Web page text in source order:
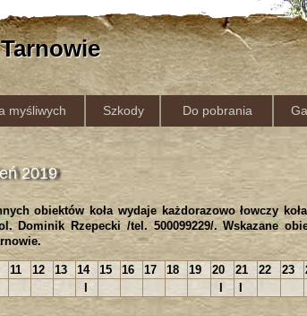
myśliwych Szkody Do pobrania
2019
obiektów koła wydaje każdorazowo łowczy
Dominik Rzepecki /tel. 500099229/. Wskazane
11 12 13 14 15 16 17 18 19 20 21 22 23
I I I